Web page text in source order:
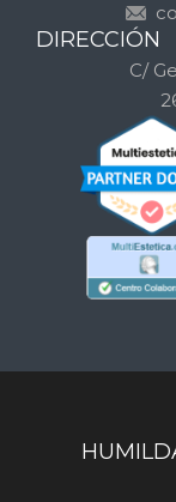
DIRECCIÓN
C/